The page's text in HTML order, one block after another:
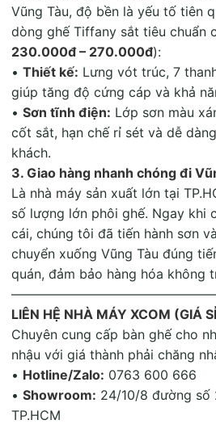
Vũng Tàu, độ bền là yếu tố tiên
dòng ghế Tiffany sắt tiêu chuẩn
230.000đ – 270.000đ):
• Thiết kế: Lưng vót trúc, 7
giúp tăng độ cứng cáp và khả
• Sơn tĩnh điện: Lớp sơn màu
cốt sắt, hạn chế rỉ sét và dễ
khách.
3. Giao hàng nhanh chóng đi
Là nhà máy sản xuất lớn tại
số lượng lớn phôi ghế. Ngay khi
cái, chúng tôi đã tiến hành sơn
chuyển xuống Vũng Tàu đúng
quán, đảm bảo hàng hóa không
LIÊN HỆ NHÀ MÁY XCOM (GIÁ
Chuyên cung cấp bàn ghế cho
nhậu với giá thành phải chăng
• Hotline/Zalo: 0763 600 666
• Showroom: 24/10/8 đường số
TP.HCM